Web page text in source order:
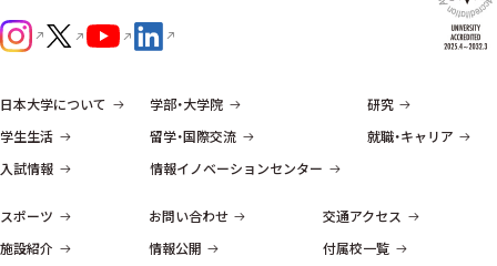
日本大学について 学部・大学院
研究
学生生活
留学・国際交流
就職・キャリア
入試情報
情報イノベーションセンター
スポーツ お問い合わせ
交通アクセス
施設紹介
情報公開 付属校一覧